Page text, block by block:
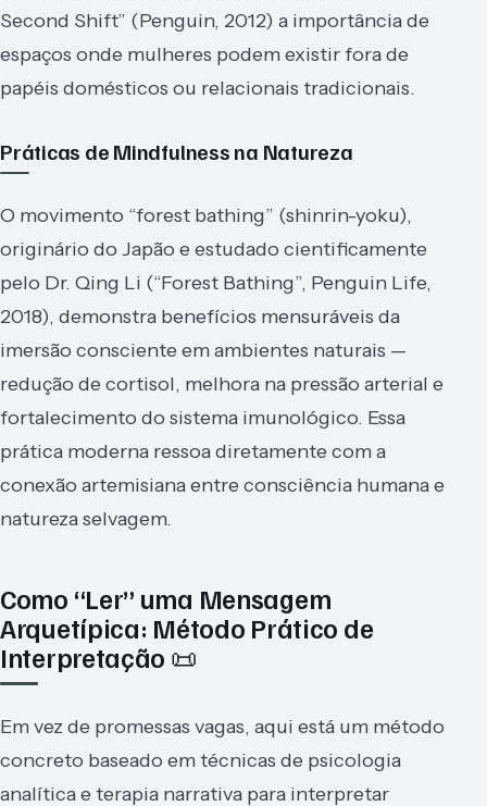
Second Shift” (Penguin, 2012) a importância de
espaços onde mulheres podem existir fora de
papéis domésticos ou relacionais tradicionais.
Práticas de Mindfulness na Natureza
O movimento “forest bathing” (shinrin-yoku),
originário do Japão e estudado cientificamente
pelo Dr. Qing Li (“Forest Bathing”, Penguin Life,
2018), demonstra benefícios mensuráveis da
imersão consciente em ambientes naturais —
redução de cortisol, melhora na pressão arterial e
fortalecimento do sistema imunológico. Essa
prática moderna ressoa diretamente com a
conexão artemisiana entre consciência humana e
natureza selvagem.
Como “Ler” uma Mensagem
Arquetípica: Método Prático de
Interpretação 📜
Em vez de promessas vagas, aqui está um método
concreto baseado em técnicas de psicologia
analítica e terapia narrativa para interpretar